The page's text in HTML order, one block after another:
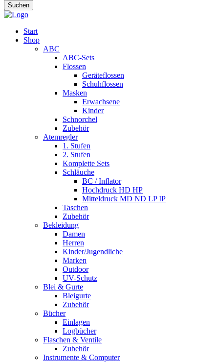
search
Suchen
Start
Shop
ABC
ABC-Sets
Flossen
Geräteflossen
Schuhflossen
Masken
Erwachsene
Kinder
Schnorchel
Zubehör
Atemregler
1. Stufen
2. Stufen
Komplette Sets
Schläuche
BC / Inflator
Hochdruck HD HP
Mitteldruck MD ND LP IP
Taschen
Zubehör
Bekleidung
Damen
Herren
Kinder/Jugendliche
Marken
Outdoor
UV-Schutz
Blei & Gurte
Bleigurte
Zubehör
Bücher
Einlagen
Logbücher
Flaschen & Ventile
Zubehör
Instrumente & Computer